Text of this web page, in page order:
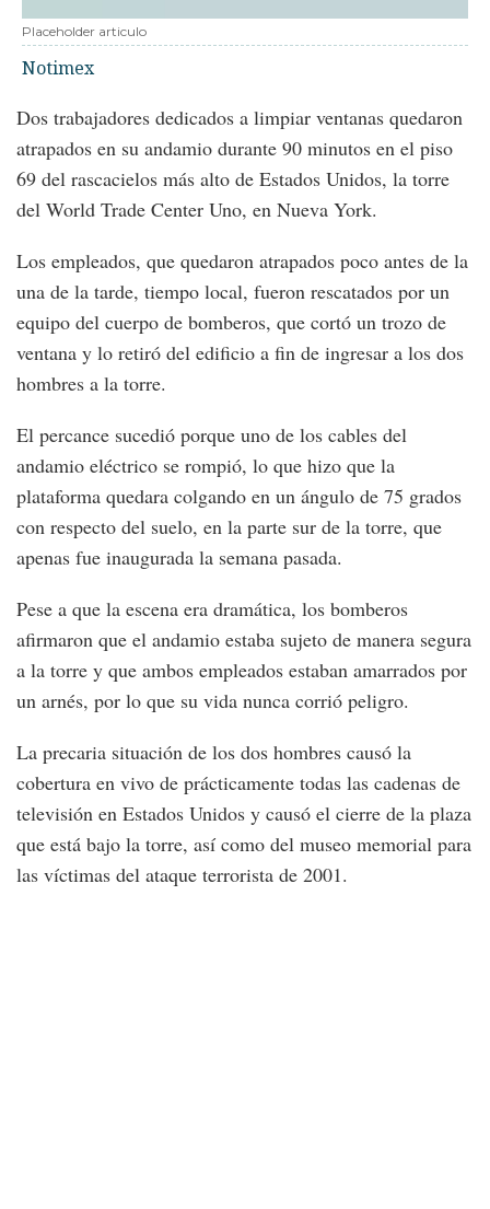
Placeholder articulo
Notimex
Dos trabajadores dedicados a limpiar ventanas quedaron
atrapados en su andamio durante 90 minutos en el piso
69 del rascacielos más alto de Estados Unidos, la torre
del World Trade Center Uno, en Nueva York.
Los empleados, que quedaron atrapados poco antes de la
una de la tarde, tiempo local, fueron rescatados por un
equipo del cuerpo de bomberos, que cortó un trozo de
ventana y lo retiró del edificio a fin de ingresar a los dos
hombres a la torre.
El percance sucedió porque uno de los cables del
andamio eléctrico se rompió, lo que hizo que la
plataforma quedara colgando en un ángulo de 75 grados
con respecto del suelo, en la parte sur de la torre, que
apenas fue inaugurada la semana pasada.
Pese a que la escena era dramática, los bomberos
afirmaron que el andamio estaba sujeto de manera segura
a la torre y que ambos empleados estaban amarrados por
un arnés, por lo que su vida nunca corrió peligro.
La precaria situación de los dos hombres causó la
cobertura en vivo de prácticamente todas las cadenas de
televisión en Estados Unidos y causó el cierre de la plaza
que está bajo la torre, así como del museo memorial para
las víctimas del ataque terrorista de 2001.